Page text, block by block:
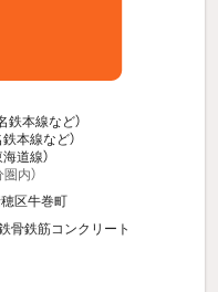
鉄本線など）
鉄本線など）
海道線）
内）
区牛巻町
骨鉄筋コンクリート